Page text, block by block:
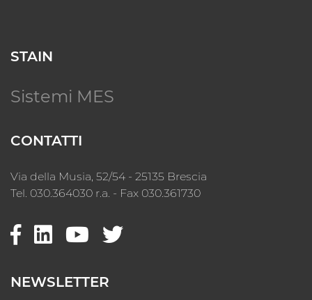
STAIN
Sistemi MES
CONTATTI
Via della Musia, 52/54 - 25135 Brescia
Tel. 030.364030 r.a. - Fax 030.361730
NEWSLETTER